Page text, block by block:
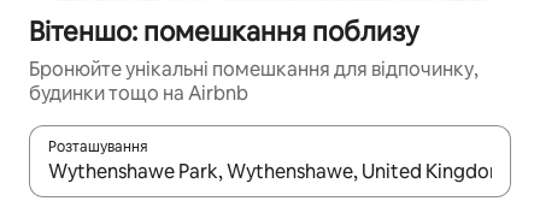
Вітеншо: помешкання поблизу
Бронюйте унікальні помешкання для відпочинку,
будинки тощо на Airbnb
Розташування
Отримавши результати пошуку, використовуйте для